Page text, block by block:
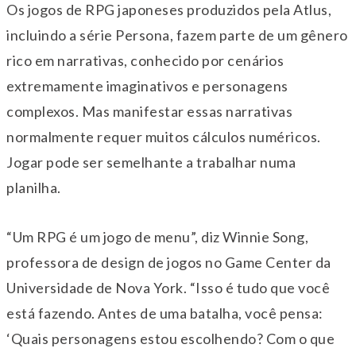
Os jogos de RPG japoneses produzidos pela Atlus,
incluindo a série Persona, fazem parte de um gênero
rico em narrativas, conhecido por cenários
extremamente imaginativos e personagens
complexos. Mas manifestar essas narrativas
normalmente requer muitos cálculos numéricos.
Jogar pode ser semelhante a trabalhar numa
planilha.
“Um RPG é um jogo de menu”, diz Winnie Song,
professora de design de jogos no Game Center da
Universidade de Nova York. “Isso é tudo que você
está fazendo. Antes de uma batalha, você pensa:
‘Quais personagens estou escolhendo? Com o que